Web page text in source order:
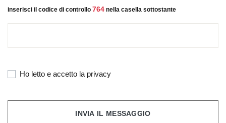
inserisci il codice di controllo 764 nella casella sottostante
Ho letto e accetto la privacy
INVIA IL MESSAGGIO